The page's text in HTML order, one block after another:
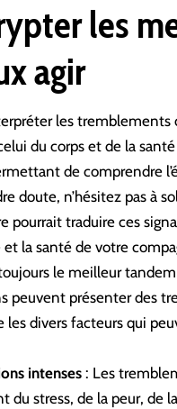
les
agir
les tremblements
du corps et de la
de comprendre
doute, n’hésitez pas à
pourrait traduire ces
la santé de votre
le meilleur tandem
peuvent présenter des
les divers facteurs qui
intenses : Les
du stress, de la peur, de